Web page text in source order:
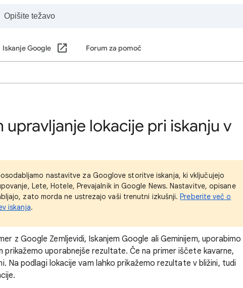
Iskanje Google Forum za pomoč
upravljanje lokacije pri iskanju v
nastavitve za Googlove storitve iskanja, ki vključujejo
Lete, Hotele, Prevajalnik in Google News. Nastavitve, opisane
zato morda ne ustrezajo vaši trenutni izkušnji.Preberite več o
iskanja.
z Google Zemljevidi, Iskanjem Google ali Geminijem, uporabimo
uporabnejše rezultate. Če na primer iščete kavarne,
Na podlagi lokacije vam lahko prikažemorezultate v bližini, tudi